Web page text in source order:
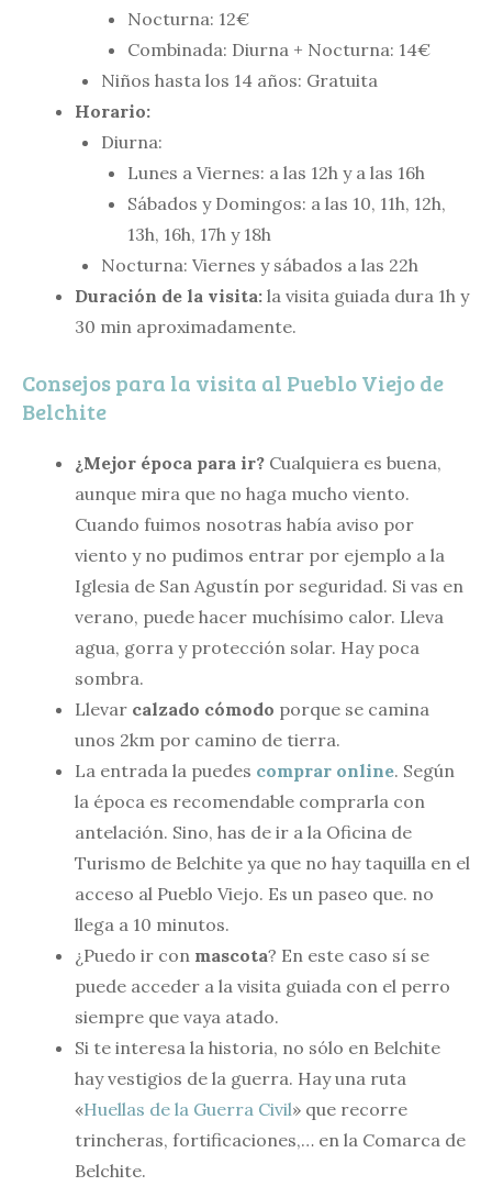
Nocturna: 12€
Combinada: Diurna + Nocturna: 14€
Niños hasta los 14 años: Gratuita
Horario:
Diurna:
Lunes a Viernes: a las 12h y a las 16h
Sábados y Domingos: a las 10, 11h, 12h,
13h, 16h, 17h y 18h
Nocturna: Viernes y sábados a las 22h
Duración de la visita: la visita guiada dura 1h y
30 min aproximadamente.
Consejos para la visita al Pueblo Viejo de
Belchite
¿Mejor época para ir? Cualquiera es buena,
aunque mira que no haga mucho viento.
Cuando fuimos nosotras había aviso por
viento y no pudimos entrar por ejemplo a la
Iglesia de San Agustín por seguridad. Si vas en
verano, puede hacer muchísimo calor. Lleva
agua, gorra y protección solar. Hay poca
sombra.
Llevar calzado cómodo porque se camina
unos 2km por camino de tierra.
La entrada la puedes comprar online. Según
la época es recomendable comprarla con
antelación. Sino, has de ir a la Oficina de
Turismo de Belchite ya que no hay taquilla en el
acceso al Pueblo Viejo. Es un paseo que. no
llega a 10 minutos.
¿Puedo ir con mascota? En este caso sí se
puede acceder a la visita guiada con el perro
siempre que vaya atado.
Si te interesa la historia, no sólo en Belchite
hay vestigios de la guerra. Hay una ruta
«Huellas de la Guerra Civil» que recorre
trincheras, fortificaciones,… en la Comarca de
Belchite.